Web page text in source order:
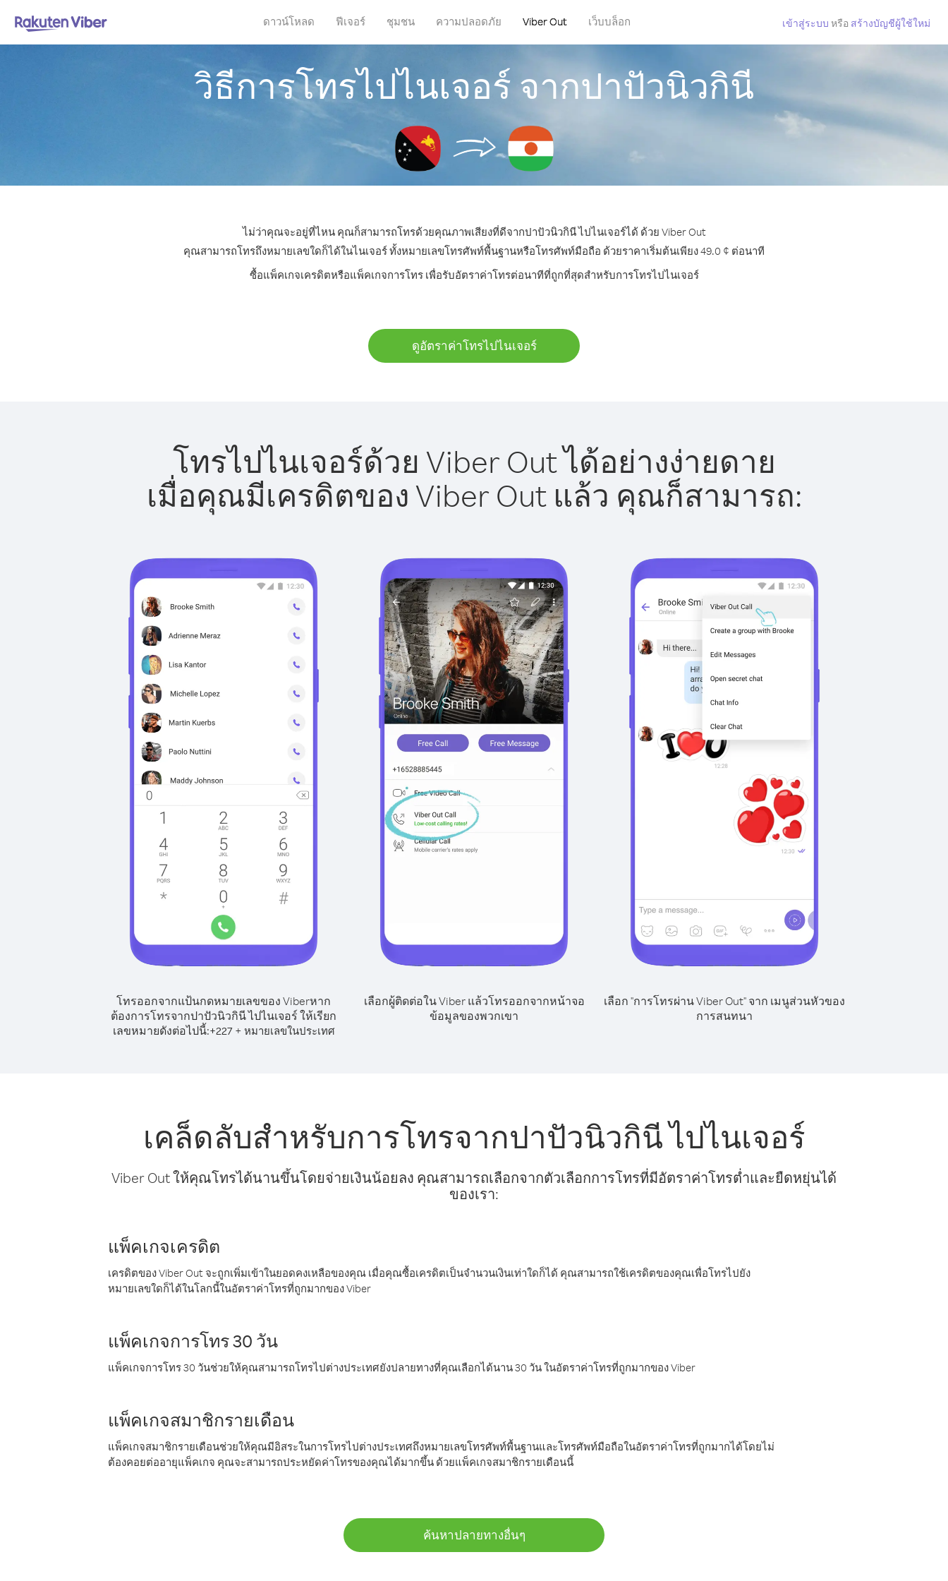
ดาวน์โหลด ฟีเจอร์ ชุมชน ความปลอดภัย Viber Out เว็บบล็อก เข้าสู่ระบบ หรือ สร้างบัญชีผู้ใช้ใหม่
วิธีการโทรไปไนเจอร์ จากปาปัวนิวกินี
ไม่ว่าคุณจะอยู่ที่ไหน คุณก็สามารถโทรด้วยคุณภาพเสียงที่ดีจากปาปัวนิวกินี ไปไนเจอร์ได้ ด้วย Viber Out
คุณสามารถโทรถึงหมายเลขใดก็ได้ในไนเจอร์ ทั้งหมายเลขโทรศัพท์พื้นฐานหรือโทรศัพท์มือถือ ด้วยราคาเริ่มต้นเพียง 49.0 ¢ ต่อนาที
ซื้อแพ็คเกจเครดิตหรือแพ็คเกจการโทร เพื่อรับอัตราค่าโทรต่อนาทีที่ถูกที่สุดสำหรับการโทรไปไนเจอร์
ดูอัตราค่าโทรไปไนเจอร์
โทรไปไนเจอร์ด้วย Viber Out ได้อย่างง่ายดาย
เมื่อคุณมีเครดิตของ Viber Out แล้ว คุณก็สามารถ:
โทรออกจากแป้นกดหมายเลขของ Viberหาก
ต้องการโทรจากปาปัวนิวกินี ไปไนเจอร์ ให้เรียก
เลขหมายดังต่อไปนี้:+227+ หมายเลขในประเทศ
เลือกผู้ติดต่อใน Viber แล้วโทรออกจากหน้าจอ
ข้อมูลของพวกเขา
เลือก "การโทรผ่าน Viber Out" จาก เมนูส่วนหัวของ
การสนทนา
เคล็ดลับสำหรับการโทรจากปาปัวนิวกินี ไปไนเจอร์
Viber Out ให้คุณโทรได้นานขึ้นโดยจ่ายเงินน้อยลง คุณสามารถเลือกจากตัวเลือกการโทรที่มีอัตราค่าโทรต่ำและยืดหยุ่นได้
ของเรา:
แพ็คเกจเครดิต
เครดิตของ Viber Out จะถูกเพิ่มเข้าในยอดคงเหลือของคุณ เมื่อคุณซื้อเครดิตเป็นจำนวนเงินเท่าใดก็ได้ คุณสามารถใช้เครดิตของคุณเพื่อโทรไปยัง
หมายเลขใดก็ได้ในโลกนี้ในอัตราค่าโทรที่ถูกมากของ Viber
แพ็คเกจการโทร 30 วัน
แพ็คเกจการโทร 30 วันช่วยให้คุณสามารถโทรไปต่างประเทศยังปลายทางที่คุณเลือกได้นาน 30 วัน ในอัตราค่าโทรที่ถูกมากของ Viber
แพ็คเกจสมาชิกรายเดือน
แพ็คเกจสมาชิกรายเดือนช่วยให้คุณมีอิสระในการโทรไปต่างประเทศถึงหมายเลขโทรศัพท์พื้นฐานและโทรศัพท์มือถือในอัตราค่าโทรที่ถูกมากได้โดยไม่
ต้องคอยต่ออายุแพ็คเกจ คุณจะสามารถประหยัดค่าโทรของคุณได้มากขึ้น ด้วยแพ็คเกจสมาชิกรายเดือนนี้
ค้นหาปลายทางอื่นๆ